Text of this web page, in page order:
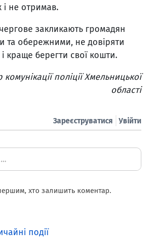
і не отримав.
закликають громадян
та обережними, не довіряти
краще берегти свої кошти.
комунікації поліції Хмельницької
області
Увійти
Зареєструватися
хто залишить коментар.
події